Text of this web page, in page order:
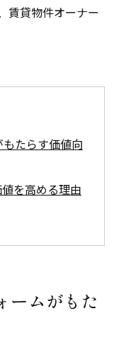
賃貸物件オーナー
たらす価値向
を高める理由
背景
リフォーム戦
ームがもた